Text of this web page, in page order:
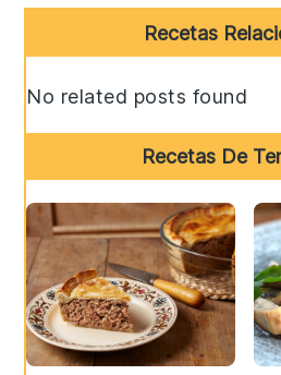
Sidebar
Recetas
No related posts found
Recetas De